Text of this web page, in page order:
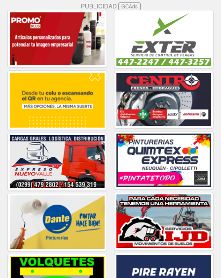
PUBLICIDAD GCAds